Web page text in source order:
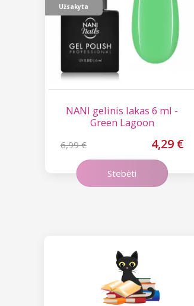
NANI gelinis lakas 6 ml -
Green Lagoon
6,99 € 4,29 €
Užsakyta
Stebėti